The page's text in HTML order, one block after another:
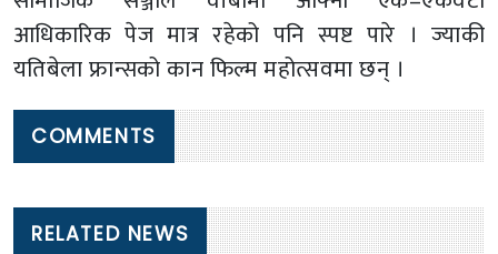
आधिकारिक पेज मात्र रहेको पनि स्पष्ट पारे । ज्याकी
यतिबेला फ्रान्सको कान फिल्म महोत्सवमा छन् ।
COMMENTS
RELATED NEWS